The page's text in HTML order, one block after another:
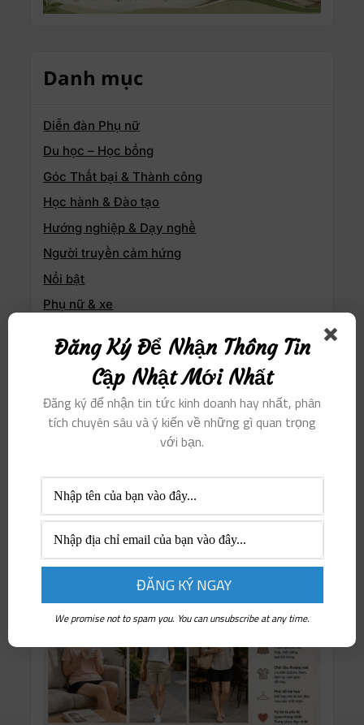
Danh mục
Diễn đàn Phụ nữ
Du học – Học bổng
Góc Thất bại & Thành công
Học hành & Đào tạo
Hướng nghiệp & Dạy nghề
Người truyền cảm hứng
Nổi bật
Phụ nữ & xe
Sống Thiện & Sống Xanh
Sức khỏe & Làm đẹp
Thịnh hành
Thông tin doanh nghiệp
Tuyển dụng & Việc làm
Đăng Ký Để Nhận Thông Tin
Cập Nhật Mới Nhất
Đăng ký để nhận tin tức kinh doanh hay nhất, phân
tích chuyên sâu và ý kiến ​​về những gì quan trọng
với bạn.
We promise not to spam you. You can unsubscribe at any time.